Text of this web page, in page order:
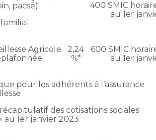
pacsé)
400 SMIC
au 1er
Agricole
2,24
%*
600 SMIC
au 1er
pour les adhérents à l’assurance
des cotisations sociales
au 1er janvier 2023